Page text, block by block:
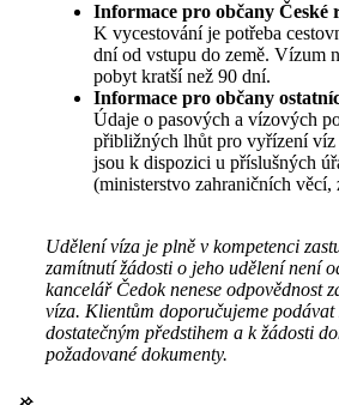
Informace pro občany České
K vycestování je potřeba
dní od vstupu do země. Vízum
pobyt kratší než 90 dní.
Informace pro občany
Údaje o pasových a vízových
přibližných lhůt pro vyřízení víz
jsou k dispozici u příslušných
(ministerstvo zahraničních věcí,
Udělení víza je plně v kompetenci
zamítnutí žádosti o jeho udělení není
kancelář Čedok nenese odpovědnost
víza. Klientům doporučujeme podávat
dostatečným předstihem a k žádosti
požadované dokumenty.